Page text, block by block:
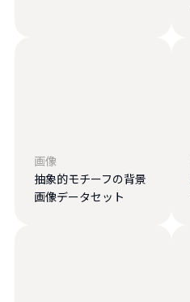
画像
抽象的モチーフの背景
画像データセット